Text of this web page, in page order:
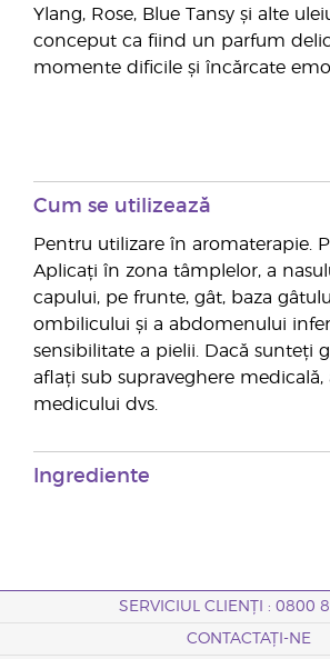
Ylang, Rose, Blue Tansy și alte
conceput ca fiind un parfum
momente dificile și încărcate
Cum se utilizează
Pentru utilizare în aromaterapie.
Aplicați în zona tâmplelor, a
capului, pe frunte, gât, baza
ombilicului și a abdomenului
sensibilitate a pielii. Dacă sunteți
aflați sub supraveghere medicală,
medicului dvs.
Ingrediente
SERVICIUL CLIENȚI : 0800
CONTACTAȚI-NE